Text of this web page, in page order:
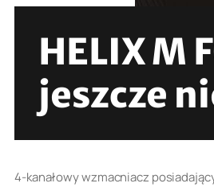
HELIX M
jeszcze
4-kanałowy wzmacniacz